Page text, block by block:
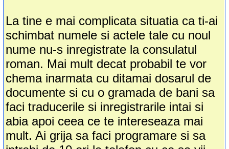
La tine e mai complicata situatia ca ti-ai
schimbat numele si actele tale cu noul
nume nu-s inregistrate la consulatul
roman. Mai mult decat probabil te vor
chema inarmata cu ditamai dosarul de
documente si cu o gramada de bani sa
faci traducerile si inregistrarile intai si
abia apoi ceea ce te intereseaza mai
mult. Ai grija sa faci programare si sa